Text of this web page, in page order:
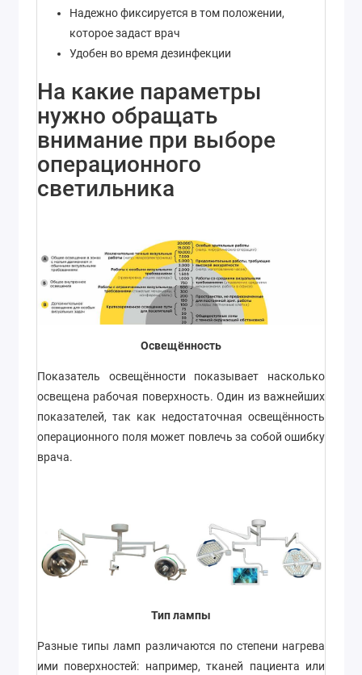
Надежно фиксируется в том положении,
которое задаст врач
Удобен во время дезинфекции
На какие параметры
нужно обращать
внимание при выборе
операционного
светильника
Освещённость
Показатель освещённости показывает насколько
освещена рабочая поверхность. Один из важнейших
показателей, так как недостаточная освещённость
операционного поля может повлечь за собой ошибку
врача.
Тип лампы
Разные типы ламп различаются по степени нагрева
ими поверхностей: например, тканей пациента или